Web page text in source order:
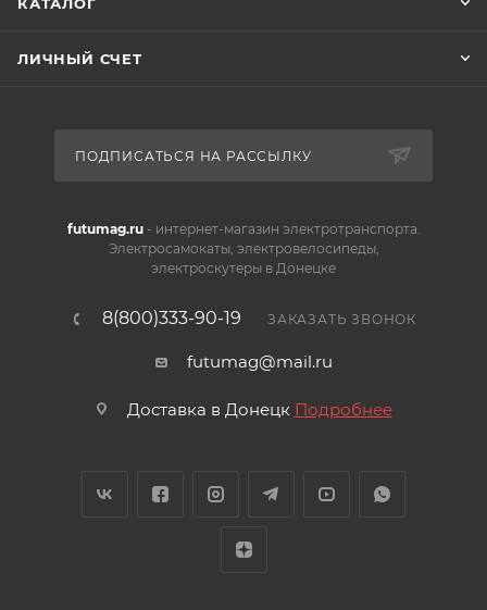
ЛИЧНЫЙ СЧЕТ
ПОДПИСАТЬСЯ НА РАССЫЛКУ
futumag.ru- интернет-магазин электротранспорта.
Электросамокаты, электровелосипеды,
электроскутеры в Донецке
8(800)333-90-19 ЗАКАЗАТЬ ЗВОНОК
futumag@mail.ru
Доставка в Донецк Подробнее